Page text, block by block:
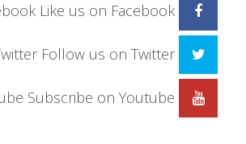
Like us on Facebook
Follow us on Twitter
Subscribe on Youtube